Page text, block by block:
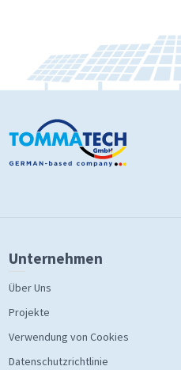
Unternehmen
Über Uns
Projekte
Verwendung von Cookies
Datenschutzrichtlinie